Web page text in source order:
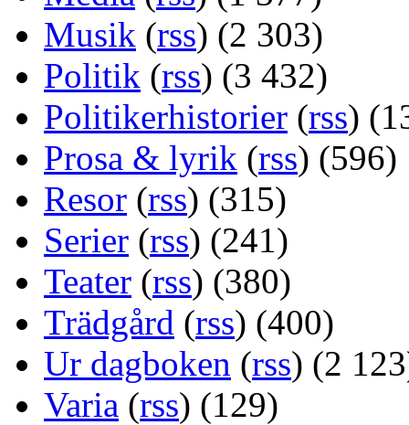
Musik (rss) (2 303)
Politik (rss) (3 432)
Politikerhistorier (rss)
Prosa & lyrik (rss) (596)
Resor (rss) (315)
Serier (rss) (241)
Teater (rss) (380)
Trädgård (rss) (400)
Ur dagboken (rss) (2
Varia (rss) (129)